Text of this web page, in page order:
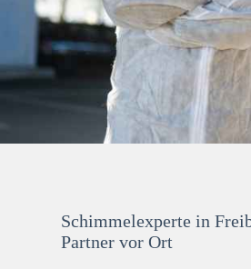
Schimmelexperte in
Partner vor Ort